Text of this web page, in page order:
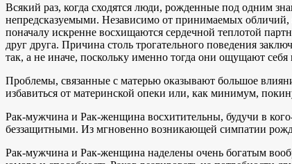
Всякий раз, когда сходятся люди, рожденные под одним
непредсказуемыми. Независимо от принимаемых обличий,
поначалу искренне восхищаются сердечной теплотой
друг друга. Причина столь трогательного поведения
так, а не иначе, поскольку именно тогда они ощущают
Проблемы, связанные с матерью оказывают большое
избавиться от материнской опеки или, как минимум,
Рак-мужчина и Рак-женщина восхитительны, будучи в
беззащитными. Из мгновенно возникающей симпатии
Рак-мужчина и Рак-женщина наделены очень богатым